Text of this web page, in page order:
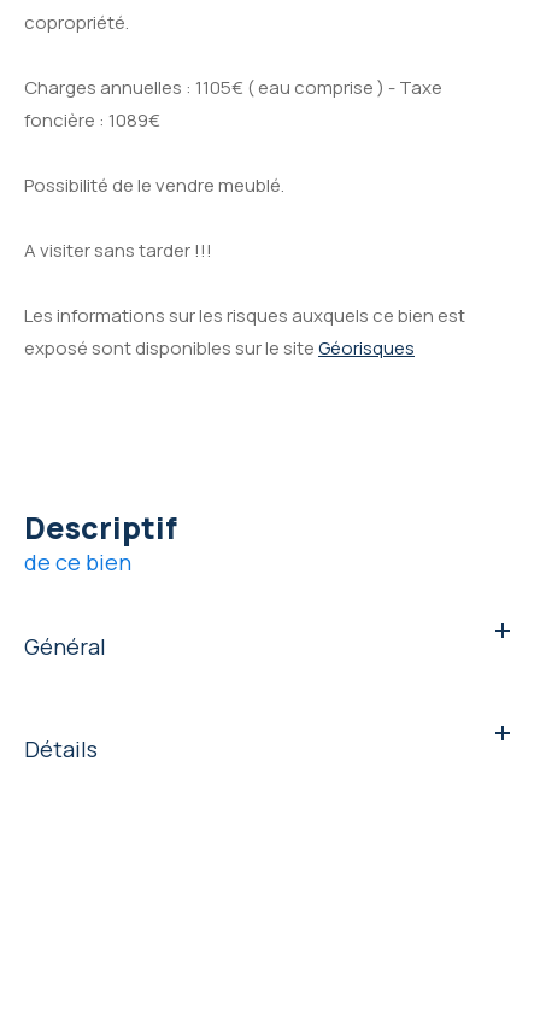
copropriété.
Charges annuelles : 1105€ ( eau comprise ) - Taxe
foncière : 1089€
Possibilité de le vendre meublé.
A visiter sans tarder !!!
Les informations sur les risques auxquels ce bien est
exposé sont disponibles sur le siteGéorisques
descriptif
de ce bien
Général
Détails